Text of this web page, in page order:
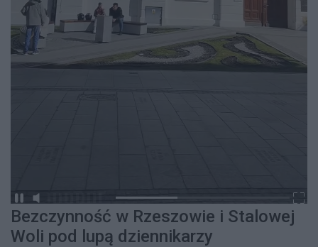
Bezczynność w Rzeszowie i Stalowej
Woli pod lupą dziennikarzy